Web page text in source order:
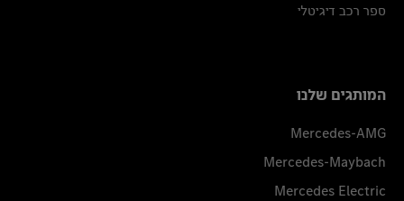
ספר רכב דיגיטלי
המותגים שלנו
Mercedes-AMG
Mercedes-Maybach
Mercedes Electric